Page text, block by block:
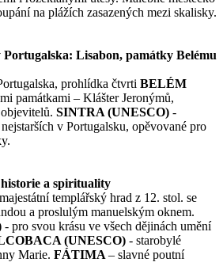
na plážích zasazených mezi skalisky.
Lisabon, památky Belému
prohlídka čtvrti BELÉM
památkami – Klášter Jeronýmů,
SINTRA (UNESCO) -
v Portugalsku, opěvované pro
a spirituality
templářský hrad z 12. stol. se
a proslulým manuelským oknem.
- pro svou krásu ve všech dějinách umění
(UNESCO) - starobylé
Marie. FÁTIMA – slavné poutní